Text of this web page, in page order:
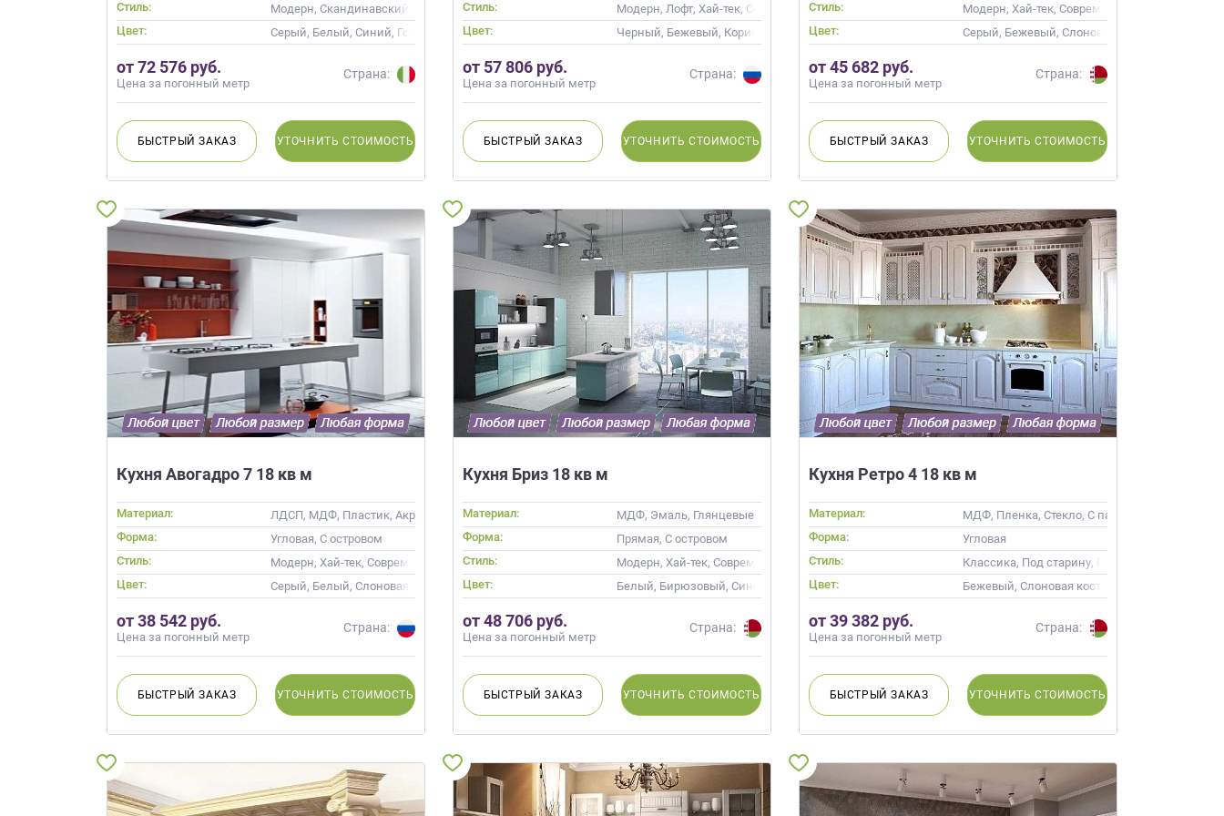
Стиль:
Модерн, Скандинавский, Неоклассика, Современные
Цвет:
Серый, Белый, Синий, Голубой
от 72 576 руб.
Цена за погонный метр
Страна:
БЫСТРЫЙЗАКАЗ УТОЧНИТЬ СТОИМОСТЬ
Стиль:
Модерн, Лофт, Хай-тек, Современные
Цвет:
Черный, Бежевый, Коричневый, Капучино
от 57 806 руб.
Цена за погонный метр
Страна:
БЫСТРЫЙЗАКАЗ УТОЧНИТЬ СТОИМОСТЬ
Стиль:
Модерн, Хай-тек, Современные
Цвет:
Серый, Бежевый, Слоновая кость, Кремовый,
от 45 682 руб.
Цена за погонный метр
Страна:
БЫСТРЫЙЗАКАЗ УТОЧНИТЬ СТОИМОСТЬ
Кухня Авогадро 7 18 кв м
Материал:
ЛДСП, МДФ, Пластик, Акрил, Alvic / УФ лак, Эмаль, Шпон
Форма:
Угловая, С островом
Стиль:
Модерн, Хай-тек, Современные
Цвет:
Серый, Белый, Слоновая кость, Кремовый, Капучино, Красный
от 38 542 руб.
Цена за погонный метр
Страна:
БЫСТРЫЙЗАКАЗ УТОЧНИТЬ СТОИМОСТЬ
Кухня Бриз 18 кв м
Материал:
МДФ, Эмаль, Глянцевые
Форма:
Прямая, С островом
Стиль:
Модерн, Хай-тек, Современные
Цвет:
Белый, Бирюзовый, Синий, Голубой
от 48 706 руб.
Цена за погонный метр
Страна:
БЫСТРЫЙЗАКАЗ УТОЧНИТЬ СТОИМОСТЬ
Кухня Ретро 4 18 кв м
Материал:
МДФ, Пленка, Стекло, С патиной
Форма:
Угловая
Стиль:
Классика, Под старину, Прованс
Цвет:
Бежевый, Слоновая кость, Кремовый,
от 39 382 руб.
Цена за погонный метр
Страна:
БЫСТРЫЙЗАКАЗ УТОЧНИТЬ СТОИМОСТЬ